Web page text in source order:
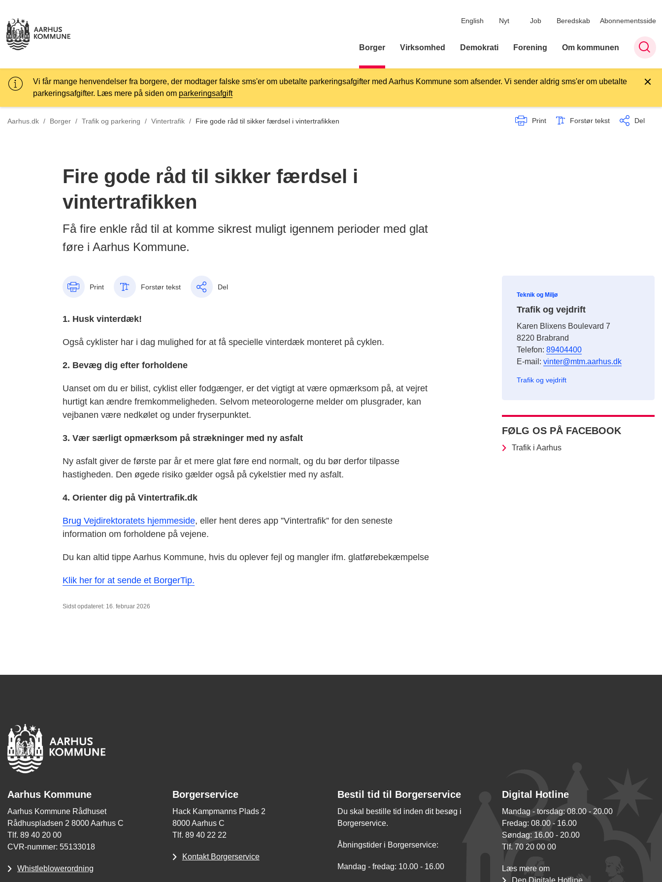
English Nyt Job Beredskab Abonnementsside
Borger Virksomhed Demokrati Forening Om kommunen
Vi får mange henvendelser fra borgere, der modtager falske sms'er om ubetalte parkeringsafgifter med Aarhus Kommune som afsender. Vi sender aldrig sms'er om ubetalte
parkeringsafgifter. Læs mere på siden om parkeringsafgift
Aarhus.dk / Borger / Trafik og parkering / Tilbage til
Vintertrafik / Fire gode råd til sikker færdsel i vintertrafikken Print Forstør tekst Del
Fire gode råd til sikker færdsel i
vintertrafikken
Få fire enkle råd til at komme sikrest muligt igennem perioder med glat
føre i Aarhus Kommune.
Print Forstør tekst Del
1. Husk vinterdæk!
Også cyklister har i dag mulighed for at få specielle vinterdæk monteret på cyklen.
2. Bevæg dig efter forholdene
Uanset om du er bilist, cyklist eller fodgænger, er det vigtigt at være opmærksom på, at vejret
hurtigt kan ændre fremkommeligheden. Selvom meteorologerne melder om plusgrader, kan
vejbanen være nedkølet og under fryserpunktet.
3. Vær særligt opmærksom på strækninger med ny asfalt
Ny asfalt giver de første par år et mere glat føre end normalt, og du bør derfor tilpasse
hastigheden. Den øgede risiko gælder også på cykelstier med ny asfalt.
4. Orienter dig på Vintertrafik.dk
Brug Vejdirektoratets hjemmeside, eller hent deres app ”Vintertrafik” for den seneste
information om forholdene på vejene.
Du kan altid tippe Aarhus Kommune, hvis du oplever fejl og mangler ifm. glatførebekæmpelse
Klik her for at sende et BorgerTip.
Teknik og Miljø
Trafik og vejdrift
Karen Blixens Boulevard 7
8220 Brabrand
Telefon:89404400
E-mail:vinter@mtm.aarhus.dk
Trafik og vejdrift
FØLG OS PÅ FACEBOOK
Trafik i Aarhus
Sidst opdateret: 16. februar 2026
Aarhus Kommune
Aarhus Kommune Rådhuset
Rådhuspladsen 2 8000 Aarhus C
Tlf. 89 40 20 00
CVR-nummer: 55133018
Whistleblowerordning
Borgerservice
Hack Kampmanns Plads 2
8000 Aarhus C
Tlf. 89 40 22 22
Kontakt Borgerservice
Bestil tid til Borgerservice
Du skal bestille tid inden dit besøg i
Borgerservice.
Åbningstider i Borgerservice:
Mandag - fredag: 10.00 - 16.00
Digital Hotline
Mandag - torsdag: 08.00 - 20.00
Fredag: 08.00 - 16.00
Søndag: 16.00 - 20.00
Tlf. 70 20 00 00
Læs mere om
Den Digitale Hotline